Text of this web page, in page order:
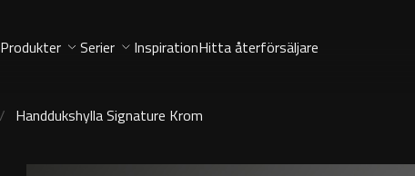
Produkter Serier InspirationHitta återförsäljare
Handdukshylla Signature Krom